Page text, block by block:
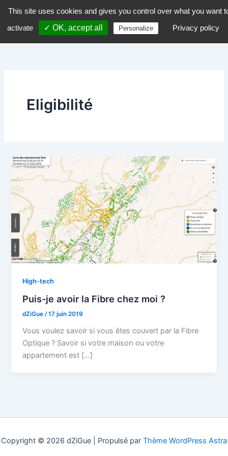
contenu
dZiGue
Eligibilité
High-tech
Puis-je avoir la Fibre chez moi ?
dZiGue/17 juin 2019
Vous voulez savoir si vous êtes couvert par la Fibre
Optique ? Savoir si votre maison ou votre
appartement est […]
Copyright © 2026 dZiGue | Propulsé par Thème WordPress Astra
This site uses cookies and gives you control over what you want
activate
✓ OK, accept all Personalize Privacy policy